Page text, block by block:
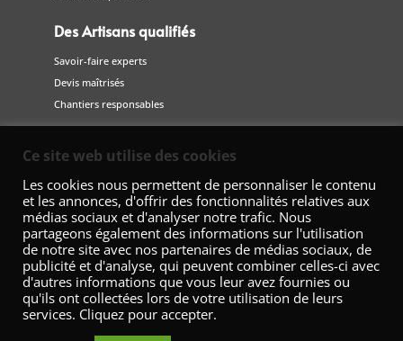
Des Artisans qualifiés
Savoir-faire experts
Devis maîtrisés
Chantiers responsables
Fédération Nationale de la Décoration – 42 Avenue Marceau 75008
Ce site web utilise des cookies
Les cookies nous permettent de personnaliser le contenu
et les annonces, d'offrir des fonctionnalités relatives aux
médias sociaux et d'analyser notre trafic. Nous
partageons également des informations sur l'utilisation
de notre site avec nos partenaires de médias sociaux, de
publicité et d'analyse, qui peuvent combiner celles-ci avec
d'autres informations que vous leur avez fournies ou
qu'ils ont collectées lors de votre utilisation de leurs
services. Cliquez pour accepter.